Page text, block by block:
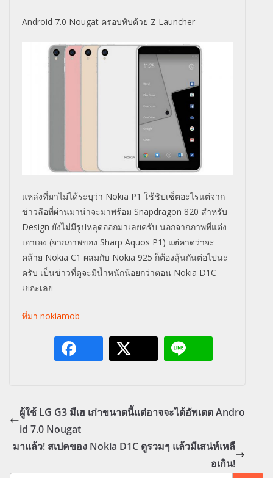
Android 7.0 Nougat ครอบทับด้วย Z Launcher
แหล่งที่มาไม่ได้ระบุว่า Nokia P1 ใช้ชิปเซ็ตอะไรแต่จาก
ข่าวลือที่ผ่านมาน่าจะมาพร้อม Snapdragon 820 สำหรับ
Design ยังไม่มีรูปหลุดออกมาเลยครับ นอกจากภาพที่แต่ง
เอาเอง (จากภาพของ Sharp Aquos P1) แต่คาดว่าจะ
คล้าย Nokia C1 ผสมกับ Nokia 925 ก็ต้องลุ้นกันต่อไปนะ
ครับ เป็นข่าวที่ดูจะมีน้ำหนักน้อยกว่าตอน Nokia D1C
เยอะเลย
ที่มา nokiamob
ผู้ใช้ LG G3 มีเฮ เก่าขนาดนี้แต่อาจจะได้อัพเดต Andro
id 7.0 Nougat
มาแล้ว! สเปคของ Nokia D1C ดูรวมๆ แล้วมีเสน่ห์เหลื
อเกิน!